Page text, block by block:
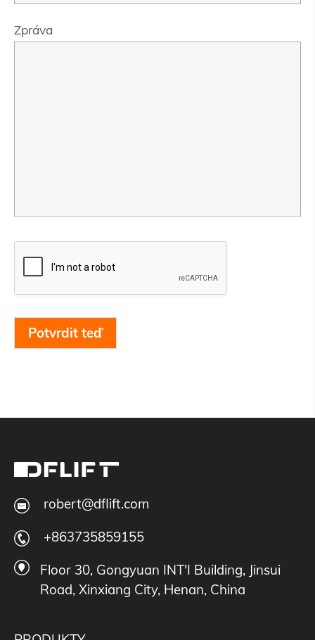
Zpráva
Potvrdit teď
robert@dflift.com
+863735859155
Floor 30, Gongyuan INT'I Building, Jinsui
Road, Xinxiang City, Henan, China